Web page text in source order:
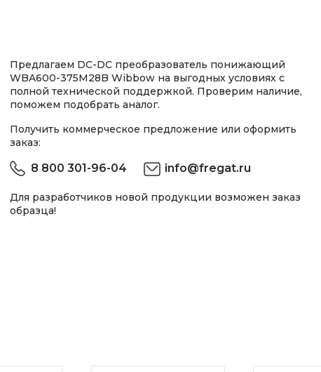
Предлагаем DC-DC преобразователь понижающий
WBA600-375M28B Wibbow на выгодных условиях с
полной технической поддержкой. Проверим наличие,
поможем подобрать аналог.
Получить коммерческое предложение или оформить
заказ:
8 800 301-96-04 info@fregat.ru
Для разработчиков новой продукции возможен заказ
образца!